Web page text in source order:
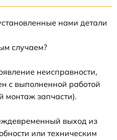
нами детали
случаем?
неисправности,
с выполненной работой
монтаж запчасти).
выход из
или техническим